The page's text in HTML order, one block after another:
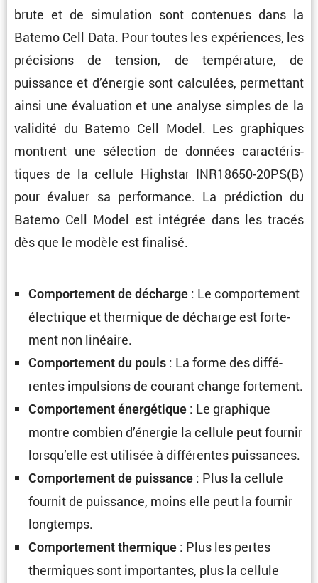
brute et de simula­tion sont conte­nues dans la
Batemo Cell Data. Pour toutes les expériences, les
préci­sions de tension, de tempé­ra­ture, de
puissance et d’énergie sont calcu­lées, permet­tant
ainsi une évalua­tion et une analyse simples de la
validité du Batemo Cell Model. Les graphiques
montrent une sélec­tion de données carac­té­ris­
tiques de la cellule Highstar INR18650-20PS(B)
pour évaluer sa perfor­mance. La prédic­tion du
Batemo Cell Model est intégrée dans les tracés
dès que le modèle est finalisé.
Compor­te­ment de décharge : Le compor­te­ment
électrique et thermique de décharge est forte­
ment non linéaire.
Compor­te­ment du pouls : La forme des diffé­
rentes impul­sions de courant change fortement.
Compor­te­ment énergé­tique : Le graphique
montre combien d’énergie la cellule peut fournir
lorsqu’elle est utilisée à diffé­rentes puissances.
Compor­te­ment de puissance : Plus la cellule
fournit de puissance, moins elle peut la fournir
longtemps.
Compor­te­ment thermique : Plus les pertes
thermiques sont impor­tantes, plus la cellule